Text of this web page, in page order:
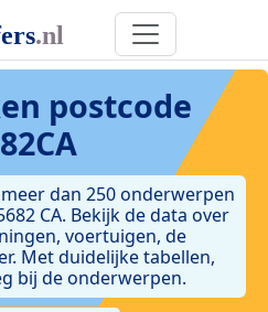
postcode
dan 250 onderwerpen
CA. Bekijk de data over
voertuigen, de
Met duidelijke tabellen,
bij de onderwerpen.